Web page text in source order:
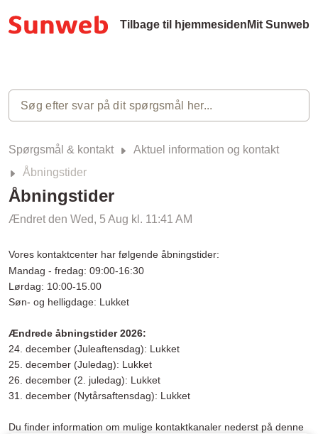
Tilbage til hjemmesiden Mit Sunweb
Spørgsmål & kontakt
Aktuel information og kontakt
Åbningstider
Åbningstider
Ændret den Wed, 5 Aug kl. 11:41 AM
Vores kontaktcenter har følgende åbningstider:
Mandag - fredag: 09:00-16:30
Lørdag: 10:00-15.00
Søn- og helligdage: Lukket
Ændrede åbningstider 2026:
24. december (Juleaftensdag): Lukket
25. december (Juledag): Lukket
26. december (2. juledag): Lukket
31. december (Nytårsaftensdag): Lukket
Du finder information om mulige kontaktkanaler nederst på denne